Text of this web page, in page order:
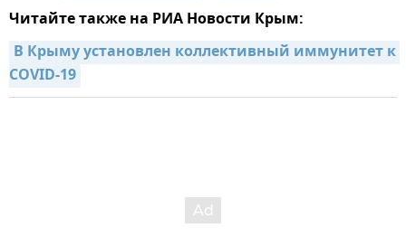
Читайте также на РИА Новости Крым:
В Крыму установлен коллективный иммунитет к
COVID-19